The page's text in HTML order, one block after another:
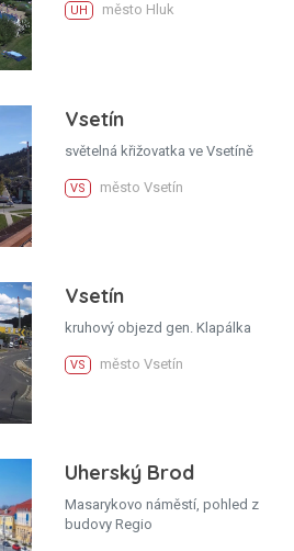
UH město Hluk
Vsetín
světelná křižovatka ve Vsetíně
VS město Vsetín
Vsetín
kruhový objezd gen. Klapálka
VS město Vsetín
Uherský Brod
Masarykovo náměstí, pohled z
budovy Regio